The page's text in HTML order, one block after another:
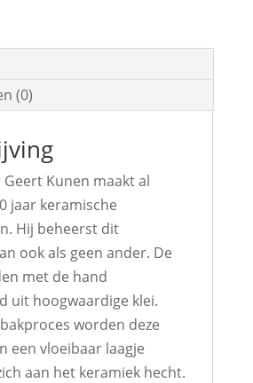
(0)
Kunen maakt al
jaar keramische
Hij beheerst dit
ook als geen ander. De
met de hand
uit hoogwaardige klei.
worden deze
een vloeibaar laagje
aan het keramiek hecht.